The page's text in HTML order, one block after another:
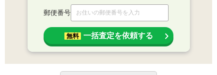
郵便番号
無料 一括査定を依頼する